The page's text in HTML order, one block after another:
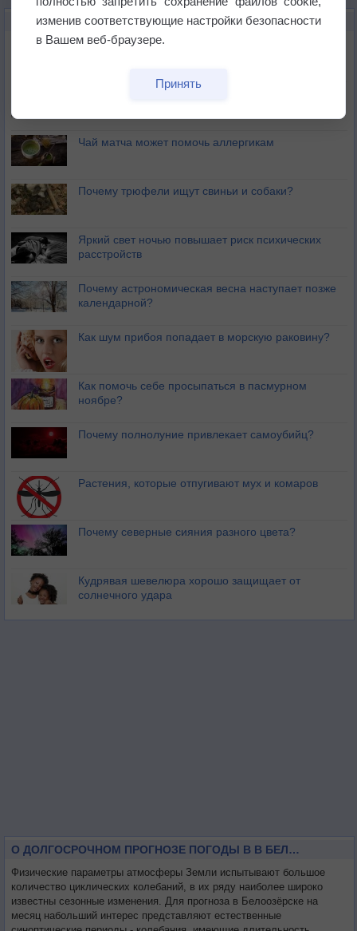
ЭТО ИНТЕРЕСНО
Почему северный загар цветом отличается от
Букет сирени вреден для здоровья
Чай матча может помочь аллергикам
Почему трюфели ищут свиньи и собаки?
Яркий свет ночью повышает риск психических
расстройств
Почему астрономическая весна наступает позже
календарной?
Как шум прибоя попадает в морскую раковину?
Как помочь себе просыпаться в пасмурном
ноябре?
Почему полнолуние привлекает самоубийц?
Растения, которые отпугивают мух и комаров
Почему северные сияния разного цвета?
Кудрявая шевелюра хорошо защищает от
солнечного удара
О ДОЛГОСРОЧНОМ ПРОГНОЗЕ ПОГОДЫ В В БЕЛООЗЁРСКЕ НА МЕСЯЦ
Физические параметры атмосферы Земли испытывают большое
количество циклических колебаний, в их ряду наиболее широко
известны сезонные изменения. Для прогноза в Белоозёрске на
месяц набольший интерес представляют естественные
изменив соответствующие настройки безопасности
в Вашем веб-браузере.
Принять